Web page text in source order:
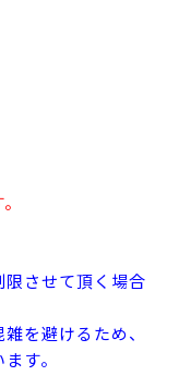
させて頂く場合
を避けるため、
す。